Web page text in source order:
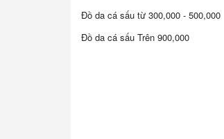
Đồ da cá sấu từ 300,000 - 500,000
Đồ da cá sấu Trên 900,000